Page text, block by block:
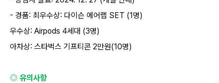
- 경품: 최우수상: 다이슨 에어랩 SET (1명)
우수상: Airpods 4세대 (3명)
아차상: 스타벅스 기프티콘 2만원(10명)
◎ 유의사항